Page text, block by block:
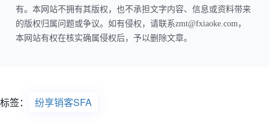
有。本网站不拥有其版权，也不承担文字内容、信息或资料带来
的版权归属问题或争议。如有侵权，请联系zmt@fxiaoke.com，
本网站有权在核实确属侵权后，予以删除文章。
标签： 纷享销客SFA